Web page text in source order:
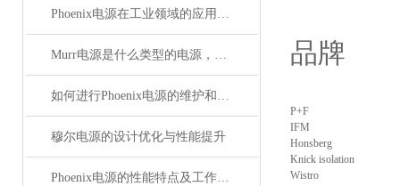
Phoenix电源在工业领域的应用与优势
Murr电源是什么类型的电源，主要用于哪些领域？
如何进行Phoenix电源的维护和保养？
穆尔电源的设计优化与性能提升
Phoenix电源的性能特点及工作温度分析
品牌
P+F
IFM
Honsberg
Knick isolation
Wistro